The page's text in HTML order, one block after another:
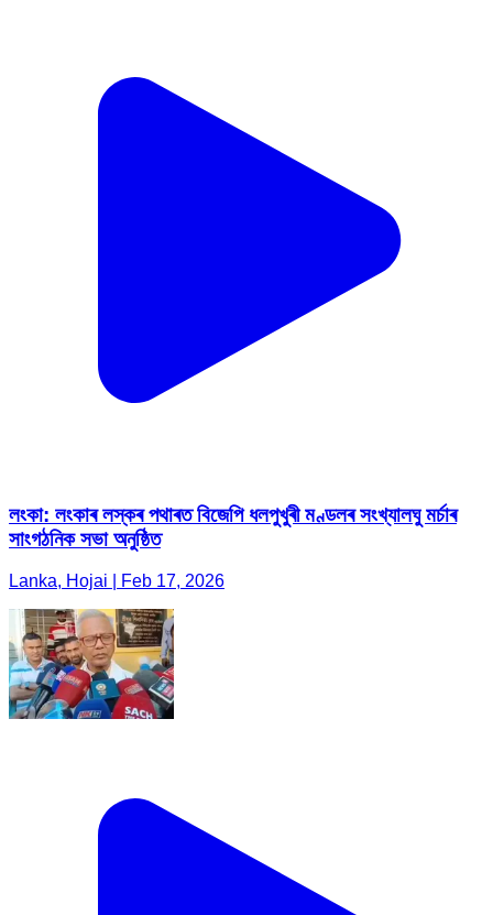
লংকা: লংকাৰ লস্কৰ পথাৰত বিজেপি ধলপুখুৰী মণ্ডলৰ সংখ্যালঘু মৰ্চাৰ
সাংগঠনিক সভা অনুষ্ঠিত
Lanka, Hojai | Feb 17, 2026